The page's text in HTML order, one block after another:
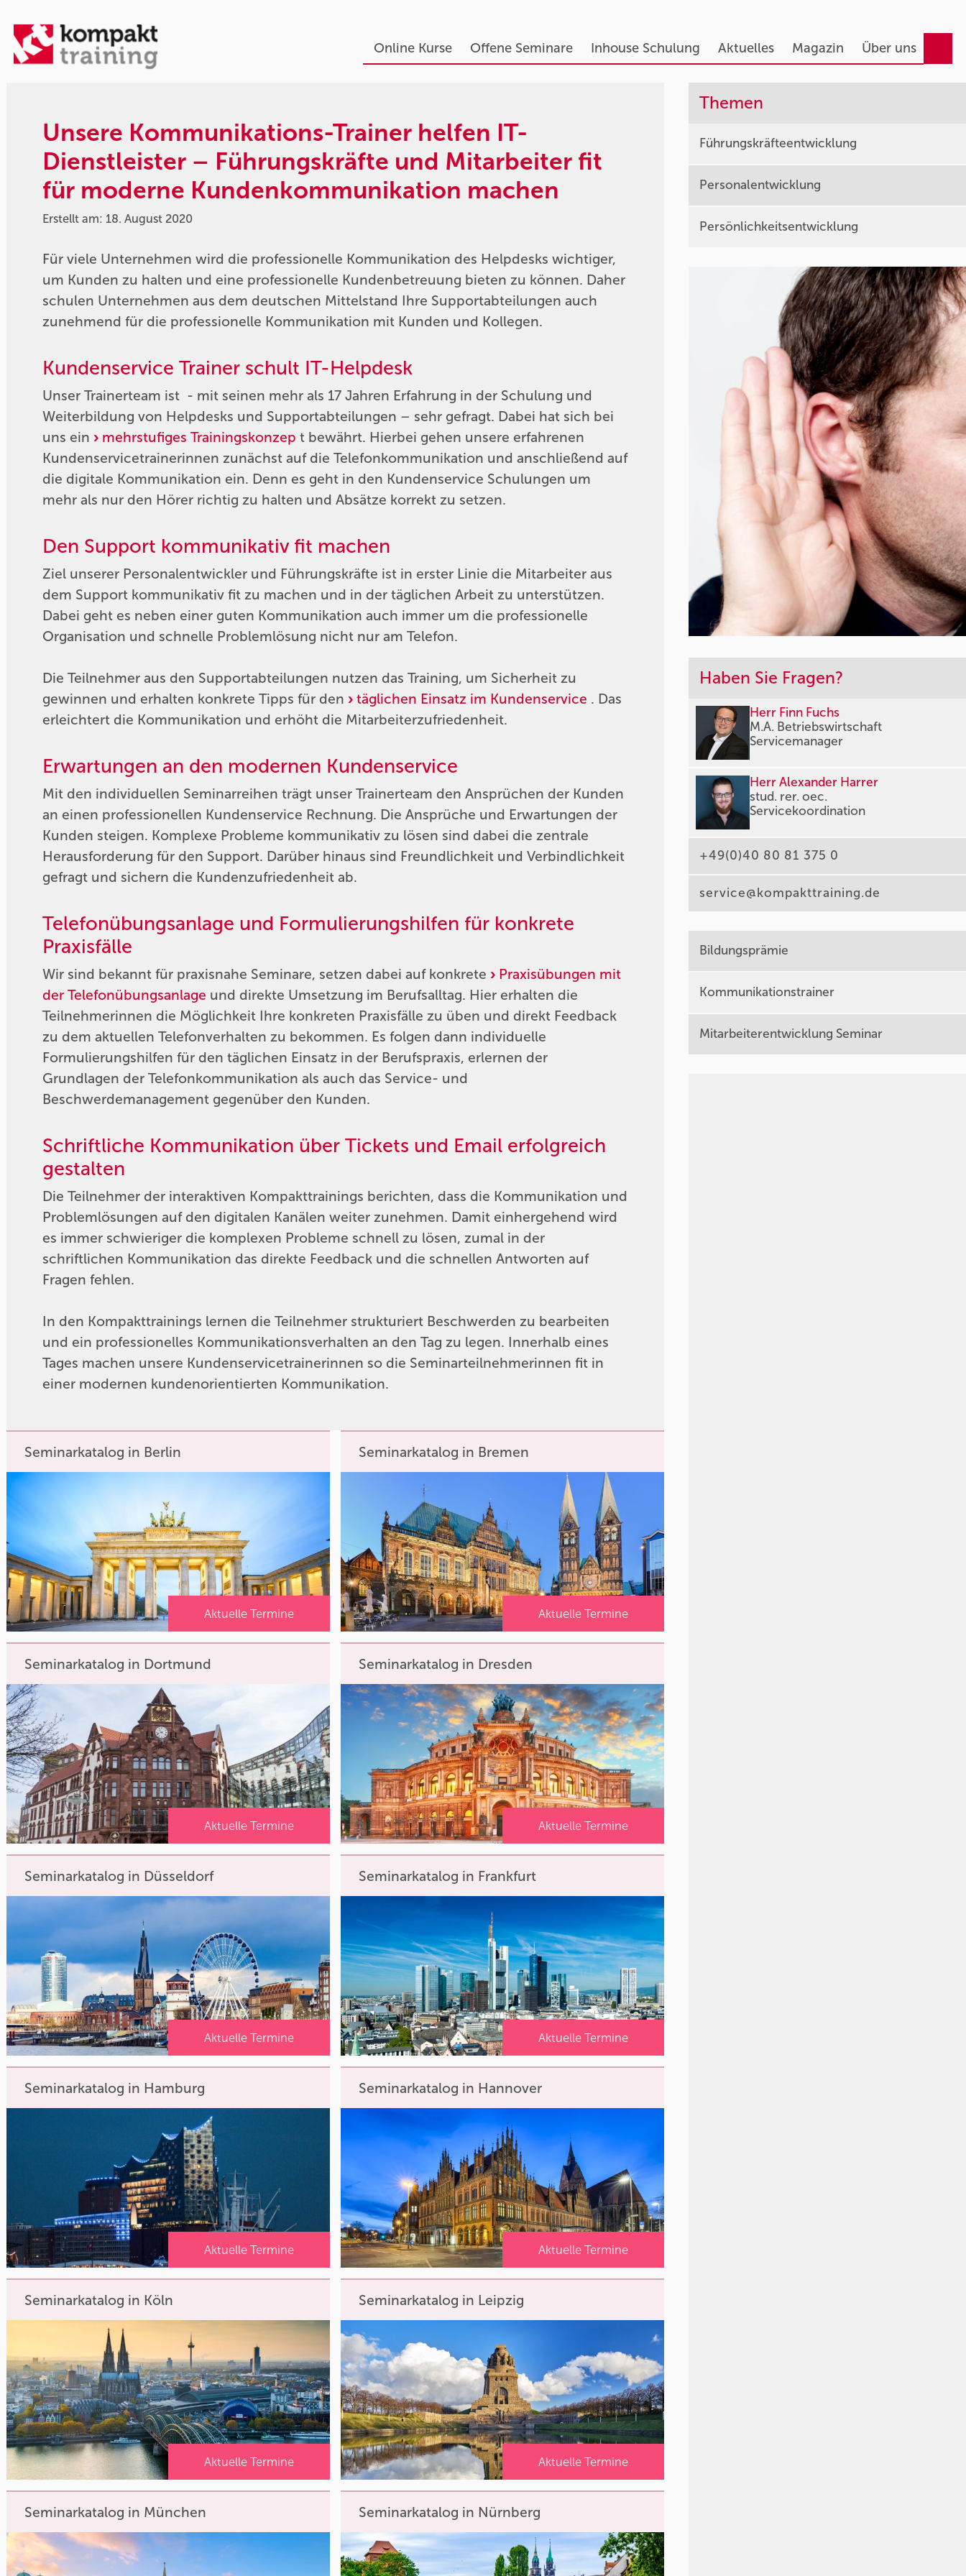
Online Kurse Offene Seminare Inhouse Schulung Aktuelles Magazin Über uns
Unsere Kommunikations-Trainer helfen IT-
Dienstleister – Führungskräfte und Mitarbeiter fit
für moderne Kundenkommunikation machen
Erstellt am: 18. August 2020
Für viele Unternehmen wird die professionelle Kommunikation des Helpdesks wichtiger,
um Kunden zu halten und eine professionelle Kundenbetreuung bieten zu können. Daher
schulen Unternehmen aus dem deutschen Mittelstand Ihre Supportabteilungen auch
zunehmend für die professionelle Kommunikation mit Kunden und Kollegen.
Kundenservice Trainer schult IT-Helpdesk
Unser Trainerteam ist - mit seinen mehr als 17 Jahren Erfahrung in der Schulung und
Weiterbildung von Helpdesks und Supportabteilungen – sehr gefragt. Dabei hat sich bei
uns ein mehrstufiges Trainingskonzep t bewährt. Hierbei gehen unsere erfahrenen
Kundenservicetrainerinnen zunächst auf die Telefonkommunikation und anschließend auf
die digitale Kommunikation ein. Denn es geht in den Kundenservice Schulungen um
mehr als nur den Hörer richtig zu halten und Absätze korrekt zu setzen.
Den Support kommunikativ fit machen
Ziel unserer Personalentwickler und Führungskräfte ist in erster Linie die Mitarbeiter aus
dem Support kommunikativ fit zu machen und in der täglichen Arbeit zu unterstützen.
Dabei geht es neben einer guten Kommunikation auch immer um die professionelle
Organisation und schnelle Problemlösung nicht nur am Telefon.
Die Teilnehmer aus den Supportabteilungen nutzen das Training, um Sicherheit zu
gewinnen und erhalten konkrete Tipps für den täglichen Einsatz im Kundenservice . Das
erleichtert die Kommunikation und erhöht die Mitarbeiterzufriedenheit.
Erwartungen an den modernen Kundenservice
Mit den individuellen Seminarreihen trägt unser Trainerteam den Ansprüchen der Kunden
an einen professionellen Kundenservice Rechnung. Die Ansprüche und Erwartungen der
Kunden steigen. Komplexe Probleme kommunikativ zu lösen sind dabei die zentrale
Herausforderung für den Support. Darüber hinaus sind Freundlichkeit und Verbindlichkeit
gefragt und sichern die Kundenzufriedenheit ab.
Telefonübungsanlage und Formulierungshilfen für konkrete
Praxisfälle
Wir sind bekannt für praxisnahe Seminare, setzen dabei auf konkrete Praxisübungen mit
der Telefonübungsanlage und direkte Umsetzung im Berufsalltag. Hier erhalten die
Teilnehmerinnen die Möglichkeit Ihre konkreten Praxisfälle zu üben und direkt Feedback
zu dem aktuellen Telefonverhalten zu bekommen. Es folgen dann individuelle
Formulierungshilfen für den täglichen Einsatz in der Berufspraxis, erlernen der
Grundlagen der Telefonkommunikation als auch das Service- und
Beschwerdemanagement gegenüber den Kunden.
Schriftliche Kommunikation über Tickets und Email erfolgreich
gestalten
Die Teilnehmer der interaktiven Kompakttrainings berichten, dass die Kommunikation und
Problemlösungen auf den digitalen Kanälen weiter zunehmen. Damit einhergehend wird
es immer schwieriger die komplexen Probleme schnell zu lösen, zumal in der
schriftlichen Kommunikation das direkte Feedback und die schnellen Antworten auf
Fragen fehlen.
In den Kompakttrainings lernen die Teilnehmer strukturiert Beschwerden zu bearbeiten
und ein professionelles Kommunikationsverhalten an den Tag zu legen. Innerhalb eines
Tages machen unsere Kundenservicetrainerinnen so die Seminarteilnehmerinnen fit in
einer modernen kundenorientierten Kommunikation.
Seminarkatalog in Berlin
Aktuelle Termine
Seminarkatalog in Bremen
Aktuelle Termine
Seminarkatalog in Dortmund
Aktuelle Termine
Seminarkatalog in Dresden
Aktuelle Termine
Seminarkatalog in Düsseldorf
Aktuelle Termine
Seminarkatalog in Frankfurt
Aktuelle Termine
Seminarkatalog in Hamburg
Aktuelle Termine
Seminarkatalog in Hannover
Aktuelle Termine
Seminarkatalog in Köln
Aktuelle Termine
Seminarkatalog in Leipzig
Aktuelle Termine
Seminarkatalog in München Seminarkatalog in Nürnberg
Themen
Führungskräfteentwicklung
Personalentwicklung
Persönlichkeitsentwicklung
Haben Sie Fragen?
Herr Finn Fuchs
M.A. Betriebswirtschaft
Servicemanager
Herr Alexander Harrer
stud. rer. oec.
Servicekoordination
+49(0)40 80 81 375 0
service@kompakttraining.de
Bildungsprämie
Kommunikationstrainer
Mitarbeiterentwicklung Seminar